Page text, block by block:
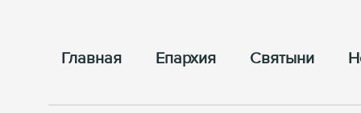
Главная Епархия Cвятыни